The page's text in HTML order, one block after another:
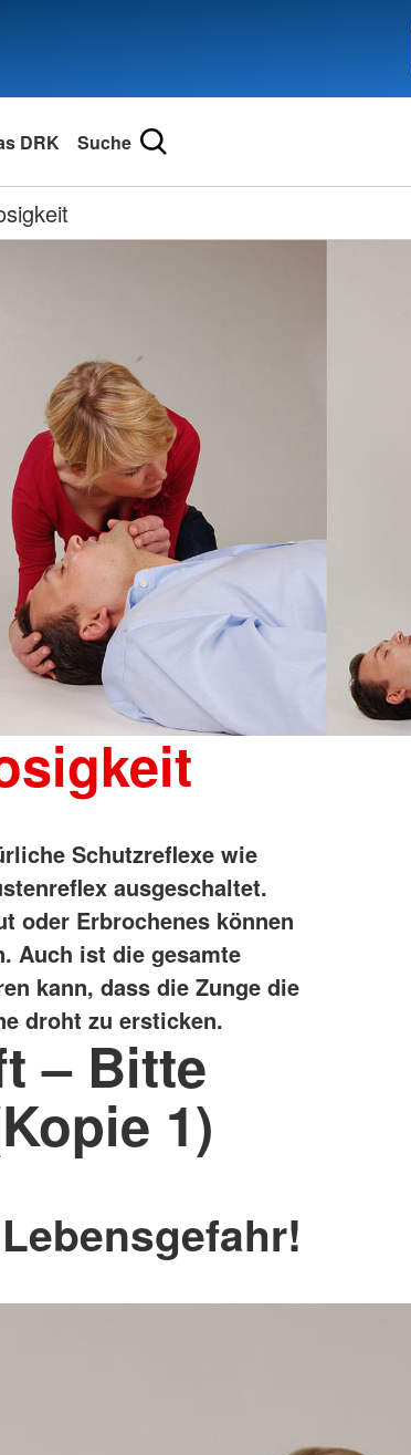
DRK Suche
Schutzreflexe wie
ausgeschaltet.
oder Erbrochenes können
Auch ist die gesamte
kann, dass die Zunge die
droht zu ersticken.
– Bitte
1)